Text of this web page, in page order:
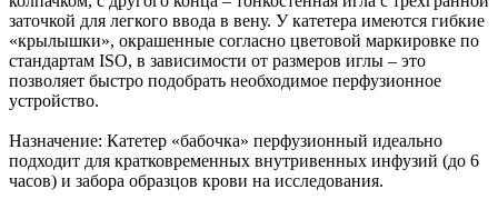
заточкой для легкого ввода в вену. У катетера имеются гибкие
«крылышки», окрашенные согласно цветовой маркировке по
стандартам ISO, в зависимости от размеров иглы – это
позволяет быстро подобрать необходимое перфузионное
устройство.
Назначение: Катетер «бабочка» перфузионный идеально
подходит для кратковременных внутривенных инфузий (до 6
часов) и забора образцов крови на исследования.